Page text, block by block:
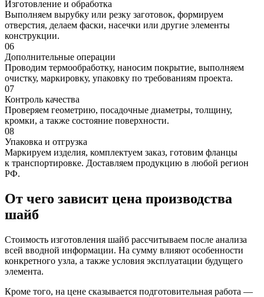
Изготовление и обработка
Выполняем вырубку или резку заготовок, формируем
отверстия, делаем фаски, насечки или другие элементы
конструкции.
06
Дополнительные операции
Проводим термообработку, наносим покрытие, выполняем
очистку, маркировку, упаковку по требованиям проекта.
07
Контроль качества
Проверяем геометрию, посадочные диаметры, толщину,
кромки, а также состояние поверхности.
08
Упаковка и отгрузка
Маркируем изделия, комплектуем заказ, готовим фланцы
к транспортировке. Доставляем продукцию в любой регион
РФ.
От чего зависит цена производства
шайб
Стоимость изготовления шайб рассчитываем после анализа
всей вводной информации. На сумму влияют особенности
конкретного узла, а также условия эксплуатации будущего
элемента.
Кроме того, на цене сказывается подготовительная работа —